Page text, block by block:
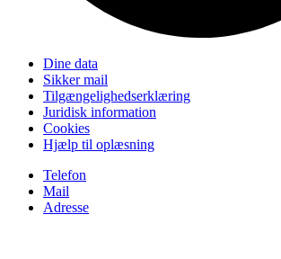
Dine data
Sikker mail
Tilgængelighedserklæring
Juridisk information
Cookies
Hjælp til oplæsning
Telefon
Mail
Adresse